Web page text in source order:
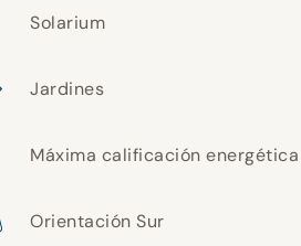
Solarium
Jardines
Máxima calificación energética
Orientación Sur